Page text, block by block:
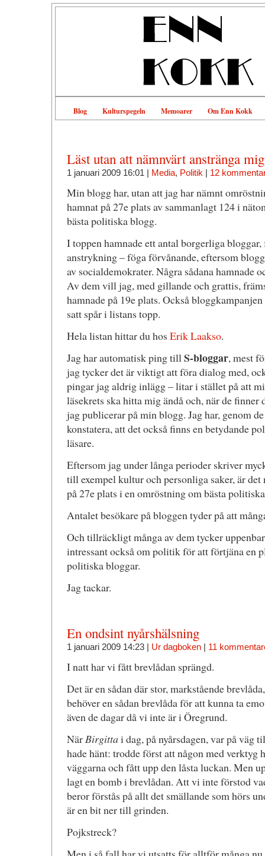
Blog Kulturspegeln Memoarer Om Enn Kokk
Läst utan att nämnvärt anstränga mig
1 januari 2009 16:01 | Media, Politik | 12
Min blogg har, utan att jag har nämnt
hamnat på 27e plats av sammanlagt 124 i
bästa politiska blogg.
I toppen hamnade ett antal borgerliga
anstrykning – föga förvånande, eftersom
av socialdemokrater. Några sådana hamnade
Av dem vill jag, med gillande och grattis,
hamnade på 19e plats. Också
satt spår i listans topp.
Hela listan hittar du hos Erik Laakso.
Jag har automatisk ping tillS-bloggar, mest
jag tycker det är viktigt att föra dialog med,
pingar jag aldrig inlägg – litar i stället på att
läsekrets ska hitta mig ändå och, när de finner
jag publicerar på min blogg. Jag har, genom
konstatera, att det också finns en betydande
läsare.
Eftersom jag under långa perioder skriver
till exempel kultur och personliga saker, är det
på 27e plats i en omröstning om bästa
Antalet besökare på bloggen tyder på att
Och tillräckligt många av dem tycker
intressant också om politik för att förtjäna en
politiska bloggar.
Jag tackar.
En ondsint nyårshälsning
1 januari 2009 14:23 | Ur dagboken| 11
I natt har vi fått brevlådan sprängd.
Det är en sådan där stor, markstående
behöver en sådan brevlåda för att kunna ta
även de dagar då vi inte är i Öregrund.
NärBirgittai dag, på nyårsdagen, var på väg
hade hänt: trodde först att någon med verktyg
väggarna och fått upp den låsta luckan. Men
lagt en bomb i brevlådan. Att vi inte förstod
beror förstås på allt det smällande som hörs
är en bit ner till grinden.
Pojkstreck?